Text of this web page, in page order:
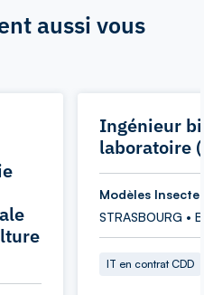
aussi vous
Ingénieur
laboratoire
Modèles
STRASBOURG •
IT en contrat CDD